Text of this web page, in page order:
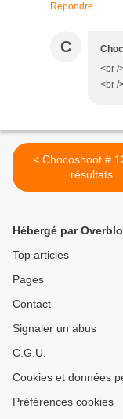
Répondre
C
<br /
<br /
< Chocoshoot # 12 : les
résultats
Hébergé par
Top articles
Pages
Contact
Signaler un abus
C.G.U.
Cookies et données
Préférences cookies